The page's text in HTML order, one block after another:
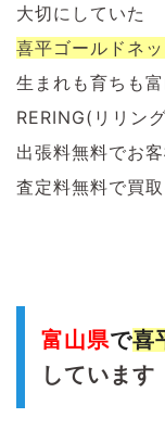
大切にしていた
喜平ゴールドネ
生まれも育ちも
RERING(リリン
出張料無料でお
査定料無料で買取
富山県で喜
しています